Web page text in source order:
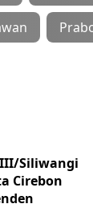
Siliwangi
Cirebon